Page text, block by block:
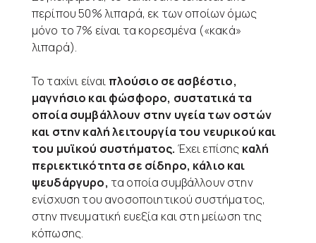
περίπου 50% λιπαρά, εκ των οποίων όμως
μόνο το 7% είναι τα κορεσμένα («κακά»
λιπαρά).
Το ταχίνι είναι πλούσιο σε ασβέστιο,
μαγνήσιο και φώσφορο, συστατικά τα
οποία συμβάλλουν στην υγεία των οστών
και στην καλή λειτουργία του νευρικού και
του μυϊκού συστήματος. Έχει επίσης καλή
περιεκτικότητα σε σίδηρο, κάλιο και
ψευδάργυρο, τα οποία συμβάλλουν στην
ενίσχυση του ανοσοποιητικού συστήματος,
στην πνευματική ευεξία και στη μείωση της
κόπωσης.